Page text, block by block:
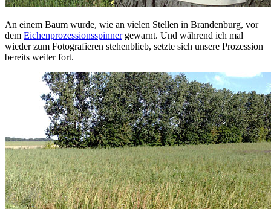
An einem Baum wurde, wie an vielen Stellen in Brandenburg, vor
dem Eichenprozessionsspinnergewarnt. Und während ich mal
wieder zum Fotografieren stehenblieb, setzte sich unsere Prozession
bereits weiter fort.